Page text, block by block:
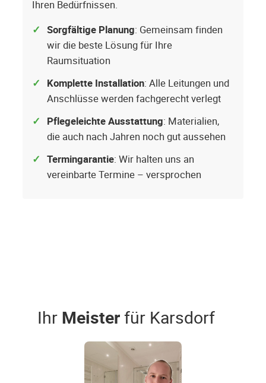
Ihren Bedürfnissen.
Sorgfältige Planung: Gemeinsam finden
wir die beste Lösung für Ihre
Raumsituation
Komplette Installation: Alle Leitungen und
Anschlüsse werden fachgerecht verlegt
Pflegeleichte Ausstattung: Materialien,
die auch nach Jahren noch gut aussehen
Termingarantie: Wir halten uns an
vereinbarte Termine – versprochen
Ihr Meisterfür Karsdorf